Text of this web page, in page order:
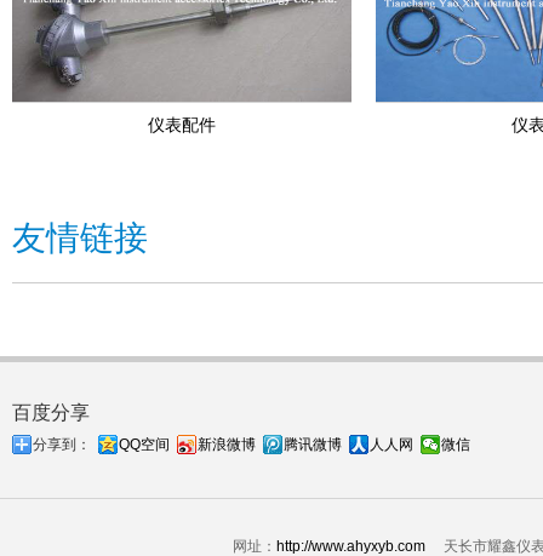
仪表配件 仪
友情链接
百度分享
分享到： QQ空间 新浪微博 腾讯微博 人人网 微信
网址： http://www.ahyxyb.com 天长市耀鑫仪